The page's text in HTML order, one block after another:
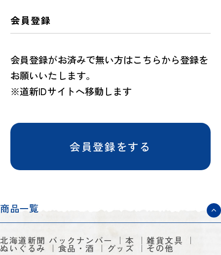
会員登録
会員登録がお済みで無い方はこちらから登録を
お願いいたします。
※道新IDサイトへ移動します
会員登録をする
商品一覧
北海道新聞 バックナンバー 本 雑貨文具
ぬいぐるみ 食品・酒 グッズ その他